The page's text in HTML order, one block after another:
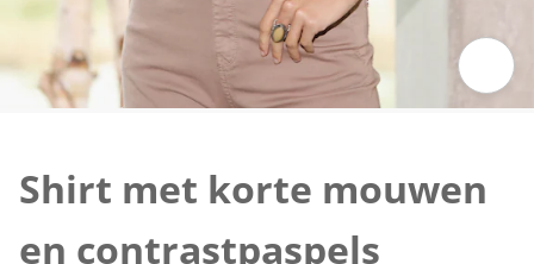
Shirt met korte mouwen
en contrastpaspels